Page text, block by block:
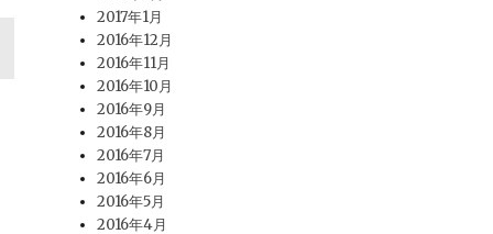
2017年1月
2016年12月
2016年11月
2016年10月
2016年9月
2016年8月
2016年7月
2016年6月
2016年5月
2016年4月